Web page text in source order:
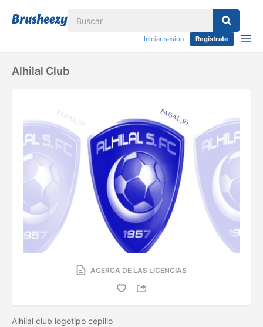
Iniciar sesión Regístrate
Alhilal Club
ACERCA DE LAS LICENCIAS
Alhilal club logotipo cepillo